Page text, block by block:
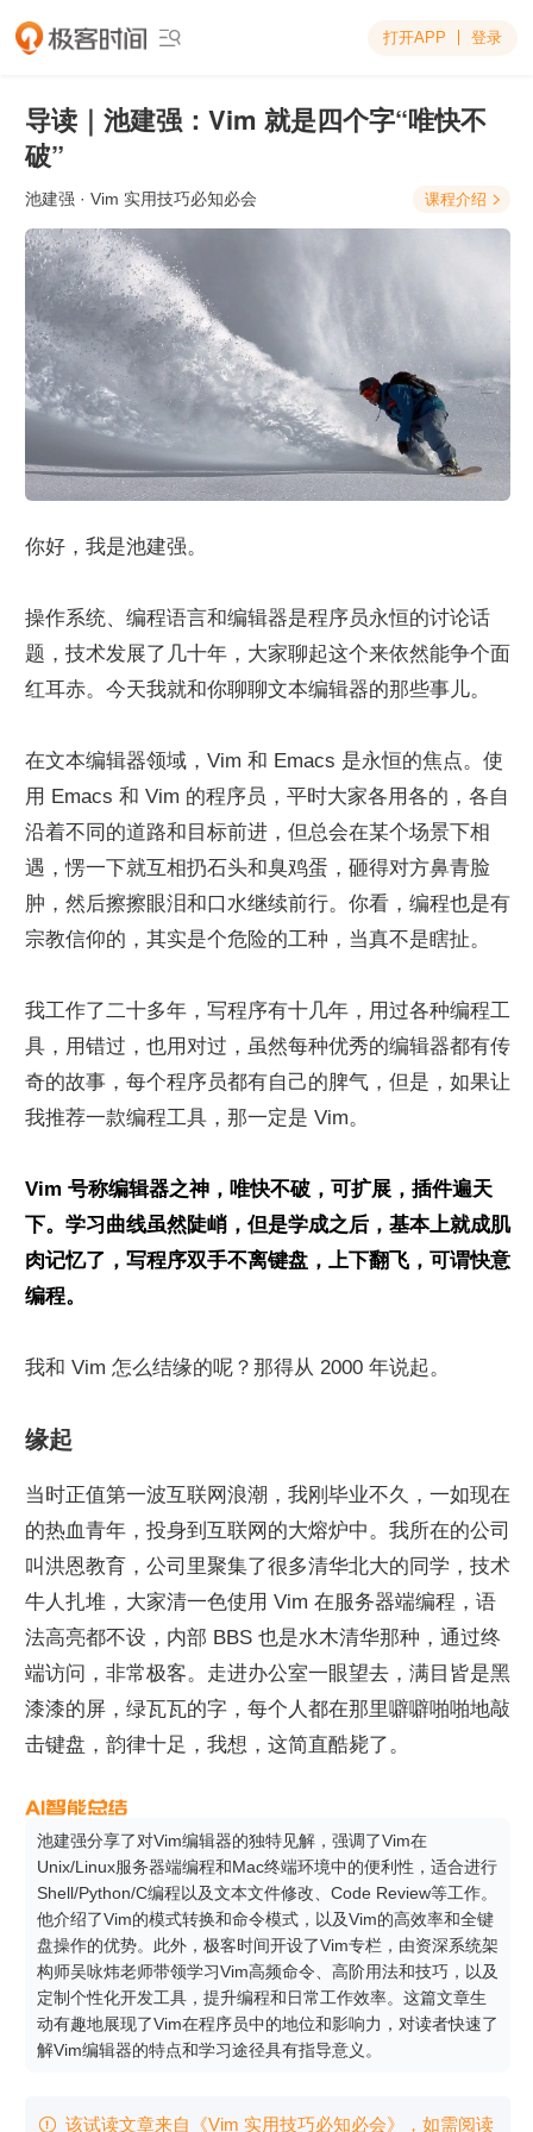
 打开APP 登录
导读｜池建强：Vim 就是四个字“唯快不
破”
池建强 · Vim 实用技巧必知必会 课程介绍 
你好，我是池建强。
操作系统、编程语言和编辑器是程序员永恒的讨论话
题，技术发展了几十年，大家聊起这个来依然能争个面
红耳赤。今天我就和你聊聊文本编辑器的那些事儿。
在文本编辑器领域，Vim 和 Emacs 是永恒的焦点。使
用 Emacs 和 Vim 的程序员，平时大家各用各的，各自
沿着不同的道路和目标前进，但总会在某个场景下相
遇，愣一下就互相扔石头和臭鸡蛋，砸得对方鼻青脸
肿，然后擦擦眼泪和口水继续前行。你看，编程也是有
宗教信仰的，其实是个危险的工种，当真不是瞎扯。
我工作了二十多年，写程序有十几年，用过各种编程工
具，用错过，也用对过，虽然每种优秀的编辑器都有传
奇的故事，每个程序员都有自己的脾气，但是，如果让
我推荐一款编程工具，那一定是 Vim。
Vim 号称编辑器之神，唯快不破，可扩展，插件遍天
下。学习曲线虽然陡峭，但是学成之后，基本上就成肌
肉记忆了，写程序双手不离键盘，上下翻飞，可谓快意
编程。
我和 Vim 怎么结缘的呢？那得从 2000 年说起。
缘起
当时正值第一波互联网浪潮，我刚毕业不久，一如现在
的热血青年，投身到互联网的大熔炉中。我所在的公司
叫洪恩教育，公司里聚集了很多清华北大的同学，技术
牛人扎堆，大家清一色使用 Vim 在服务器端编程，语
法高亮都不设，内部 BBS 也是水木清华那种，通过终
端访问，非常极客。走进办公室一眼望去，满目皆是黑
漆漆的屏，绿瓦瓦的字，每个人都在那里噼噼啪啪地敲
击键盘，韵律十足，我想，这简直酷毙了。
池建强分享了对Vim编辑器的独特见解，强调了Vim在
Unix/Linux服务器端编程和Mac终端环境中的便利性，适合进行
Shell/Python/C编程以及文本文件修改、Code Review等工作。
他介绍了Vim的模式转换和命令模式，以及Vim的高效率和全键
盘操作的优势。此外，极客时间开设了Vim专栏，由资深系统架
构师吴咏炜老师带领学习Vim高频命令、高阶用法和技巧，以及
定制个性化开发工具，提升编程和日常工作效率。这篇文章生
动有趣地展现了Vim在程序员中的地位和影响力，对读者快速了
解Vim编辑器的特点和学习途径具有指导意义。
 该试读文章来自《Vim 实用技巧必知必会》，如需阅读